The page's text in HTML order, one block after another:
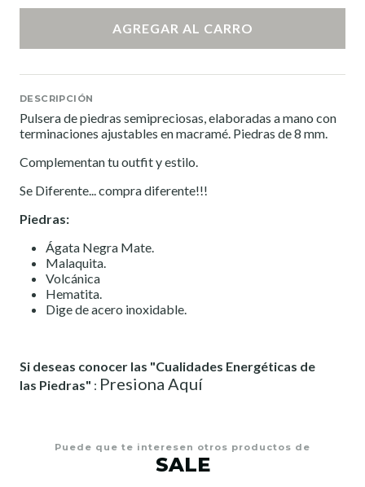
AGREGAR AL CARRO
DESCRIPCIÓN
Pulsera de piedras semipreciosas, elaboradas a mano con
terminaciones ajustables en macramé. Piedras de 8 mm.
Complementan tu outfit y estilo.
Se Diferente... compra diferente!!!
Piedras:
Ágata Negra Mate.
Malaquita.
Volcánica
Hematita.
Dige de acero inoxidable.
Si deseas conocer las "Cualidades Energéticas de
las Piedras" : Presiona Aquí
Puede que te interesen otros productos de
SALE